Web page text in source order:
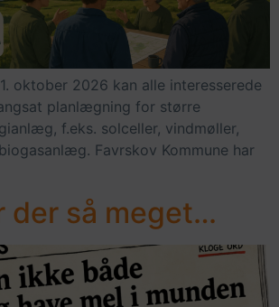
oktober 2026 kan alle interesserede
planlægning for større
f.eks. solceller, vindmøller,
Favrskov Kommune har
der så meget…